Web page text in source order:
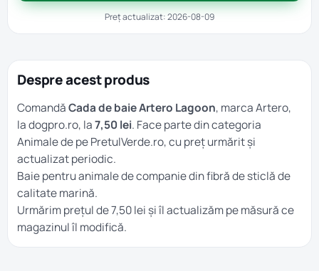
Preț actualizat: 2026-08-09
Despre acest produs
ComandăCada de baie Artero Lagoon, marca Artero,
la dogpro.ro, la7,50 lei. Face parte din categoria
Animalede pe PretulVerde.ro, cu preț urmărit și
actualizat periodic.
Baie pentru animale de companie din fibră de sticlă de
calitate marină.
Urmărim prețul de 7,50 lei și îl actualizăm pe măsură ce
magazinul îl modifică.